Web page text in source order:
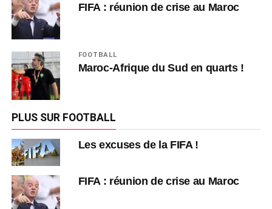
FIFA : réunion de crise au Maroc
FOOTBALL
Maroc-Afrique du Sud en quarts !
PLUS SUR FOOTBALL
Les excuses de la FIFA !
FIFA : réunion de crise au Maroc